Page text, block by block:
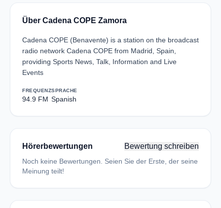
Über Cadena COPE Zamora
Cadena COPE (Benavente) is a station on the broadcast
radio network Cadena COPE from Madrid, Spain,
providing Sports News, Talk, Information and Live
Events
FREQUENZ
94.9 FM
SPRACHE
Spanish
Hörerbewertungen Bewertung schreiben
Noch keine Bewertungen. Seien Sie der Erste, der seine
Meinung teilt!